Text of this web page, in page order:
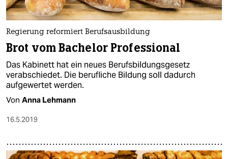
Regierung reformiert Berufsausbildung
Brot vom Bachelor Professional
Das Kabinett hat ein neues Berufsbildungsgesetz
verabschiedet. Die berufliche Bildung soll dadurch
aufgewertet werden.
Von Anna Lehmann
16.5.2019